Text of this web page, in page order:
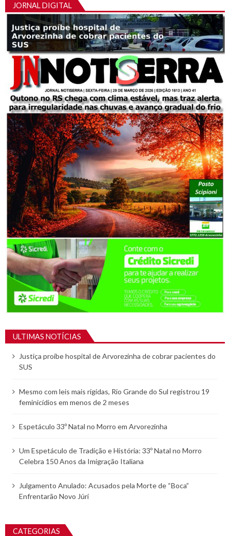
JORNAL DIGITAL
ULTIMAS NOTÍCIAS
Justiça proíbe hospital de Arvorezinha de cobrar pacientes do
SUS
Mesmo com leis mais rígidas, Rio Grande do Sul registrou 19
feminicídios em menos de 2 meses
Espetáculo 33º Natal no Morro em Arvorezinha
Um Espetáculo de Tradição e História: 33º Natal no Morro
Celebra 150 Anos da Imigração Italiana
Julgamento Anulado: Acusados pela Morte de “Boca”
Enfrentarão Novo Júri
CATEGORIAS